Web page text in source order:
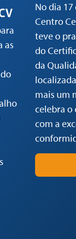
as
No dia
Centro
teve o
do
da
mais um
celebra o
com a